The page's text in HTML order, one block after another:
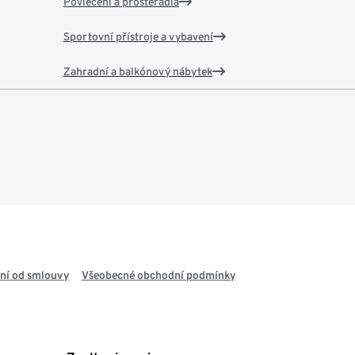
Sportovní přístroje a vybavení
Zahradní a balkónový nábytek
od smlouvy Všeobecné obchodní podmínky